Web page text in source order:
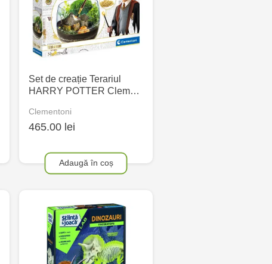
Set de creație Terariul
HARRY POTTER Clem…
Clementoni
465.00 lei
Adaugă în coș